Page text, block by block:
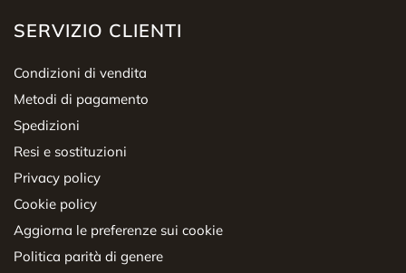
SERVIZIO CLIENTI
Condizioni di vendita
Metodi di pagamento
Spedizioni
Resi e sostituzioni
Privacy policy
Cookie policy
Aggiorna le preferenze sui cookie
Politica parità di genere